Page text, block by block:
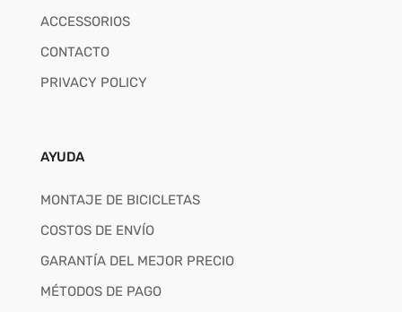
ACCESSORIOS
CONTACTO
PRIVACY POLICY
AYUDA
MONTAJE DE BICICLETAS
COSTOS DE ENVÍO
GARANTÍA DEL MEJOR PRECIO
MÉTODOS DE PAGO